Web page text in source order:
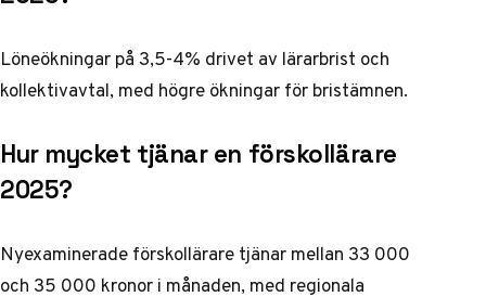
Löneökningar på 3,5-4% drivet av lärarbrist och
kollektivavtal, med högre ökningar för bristämnen.
Hur mycket tjänar en förskollärare
2025?
Nyexaminerade förskollärare tjänar mellan 33 000
och 35 000 kronor i månaden, med regionala